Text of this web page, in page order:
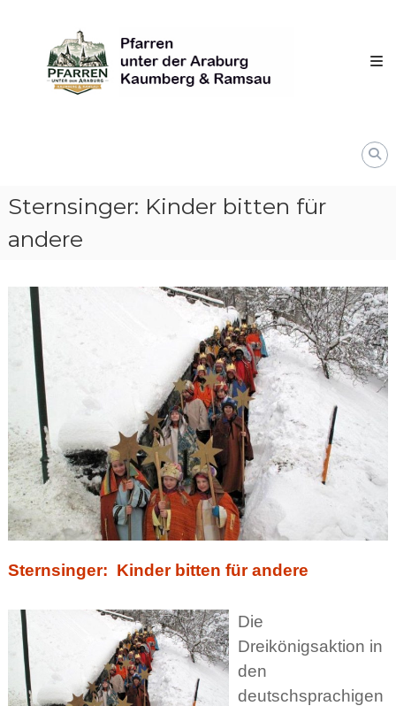
content
unter
derAraburg
Kaumberg
Sternsinger: Kinder bitten für
andere
Sternsinger: Kinder bitten für andere
Die
Dreikönigsaktion in
den
deutschsprachigen